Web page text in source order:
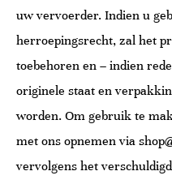
uw vervoerder. Indien u
herroepingsrecht, zal het
toebehoren en – indien
originele staat en
worden. Om gebruik te
met ons opnemen via
vervolgens het